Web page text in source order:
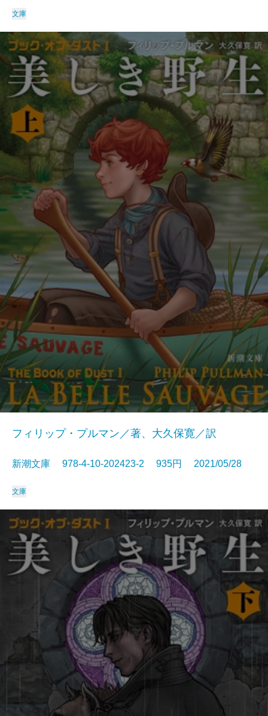
文庫
フィリップ・プルマン／著、大久保寛／訳
新潮文庫 978-4-10-202423-2 935円 2021/05/28
文庫